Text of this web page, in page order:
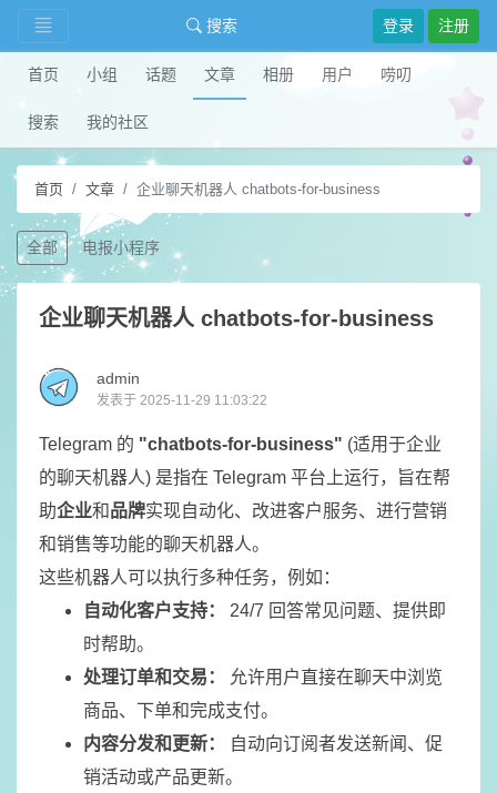
搜索 登录 注册
首页 小组 话题 文章 相册 用户 唠叨
搜索 我的社区
首页 文章 企业聊天机器人 chatbots-for-business
全部 电报小程序
企业聊天机器人 chatbots-for-business
admin
发表于 2025-11-29 11:03:22
Telegram 的 "chatbots-for-business" (适用于企业
的聊天机器人) 是指在 Telegram 平台上运行，旨在帮
助企业和品牌实现自动化、改进客户服务、进行营销
和销售等功能的聊天机器人。
这些机器人可以执行多种任务，例如：
自动化客户支持：
24/7 回答常见问题、提供即
时帮助。
处理订单和交易：
允许用户直接在聊天中浏览
商品、下单和完成支付。
内容分发和更新：
自动向订阅者发送新闻、促
销活动或产品更新。